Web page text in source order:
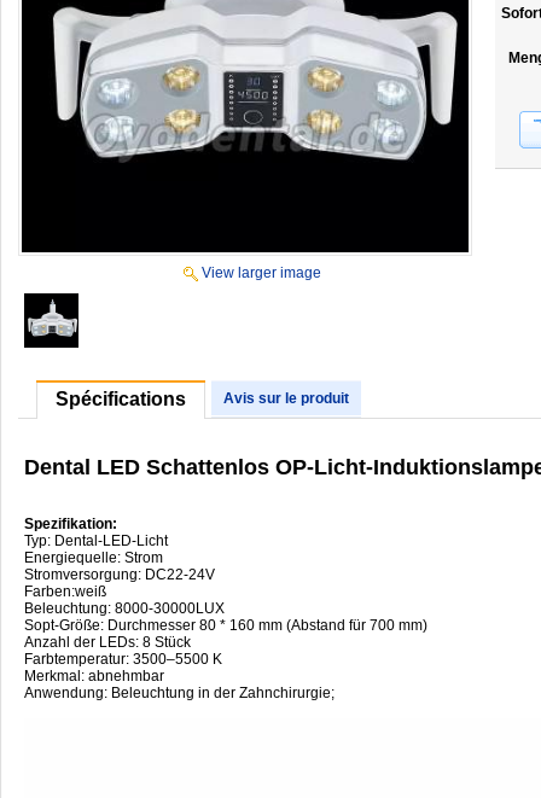
View larger image
Spécifications Avis sur le produit
Dental LED Schattenlos OP-Licht-
Spezifikation:
Typ: Dental-LED-Licht
Energiequelle: Strom
Stromversorgung: DC22-24V
Farben:weiß
Beleuchtung: 8000-30000LUX
Sopt-Größe: Durchmesser 80 * 160 mm (Abstand für 700 mm)
Anzahl der LEDs: 8 Stück
Farbtemperatur: 3500–5500 K
Merkmal: abnehmbar
Anwendung: Beleuchtung in der Zahnchirurgie;